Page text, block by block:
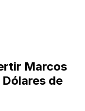
Marcos
de